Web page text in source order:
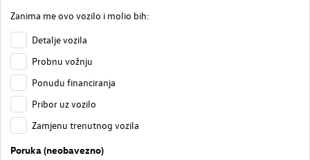
Zanima me ovo vozilo i molio bih:
Detalje vozila
Probnu vožnju
Ponudu financiranja
Pribor uz vozilo
Zamjenu trenutnog vozila
Poruka (neobavezno)